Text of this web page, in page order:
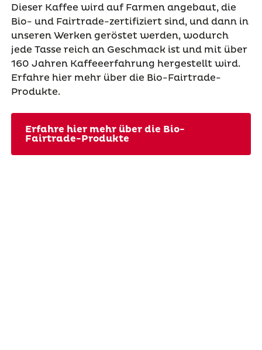
Dieser Kaffee wird auf Farmen angebaut, die
Bio- und Fairtrade-zertifiziert sind, und dann in
unseren Werken geröstet werden, wodurch
jede Tasse reich an Geschmack ist und mit über
160 Jahren Kaffeeerfahrung hergestellt wird.
Erfahre hier mehr über die Bio-Fairtrade-
Produkte.
Erfahre hier mehr über die Bio-
Fairtrade-Produkte